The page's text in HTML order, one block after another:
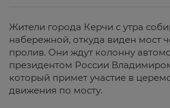
Жители города Керчи с утра
набережной, откуда виден мост
пролив. Они ждут колонну
президентом России
который примет участие в
движения по мосту.